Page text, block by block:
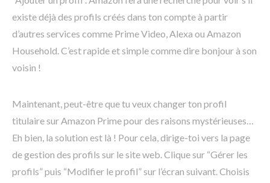
existe déjà des profils créés dans ton compte à partir
d’autres services comme Prime Video, Alexa ou Amazon
Household. C’est rapide et simple comme dire bonjour à son
voisin !
Maintenant, peut-être que tu veux changer ton profil
titulaire sur Amazon Prime pour des raisons mystérieuses…
Eh bien, la solution est là ! Pour cela, dirige-toi vers la page
de gestion des profils sur le site web. Clique sur “Gérer les
profils” puis “Modifier le profil” sur l’écran suivant. Choisis